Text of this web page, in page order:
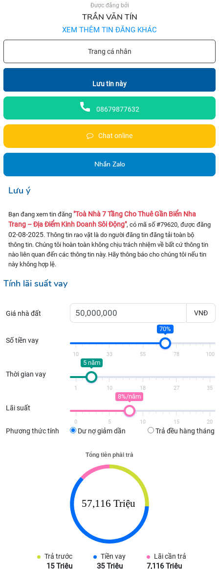
Được đăng bởi
TRẦN VĂN TÍN
XEM THÊM TIN ĐĂNG KHÁC
Trang cá nhân
Lưu tin này
08679877632
Chat online
Nhắn Zalo
Lưu ý
Bạn đang xem tin đăng "Toà Nhà 7 Tầng Cho Thuê Gần Biển Nha
Trang – Địa Điểm Kinh Doanh Sôi Động", có mã số #79620, được đăng
02-08-2025. Thông tin rao vặt là do người đăng tin đăng tải toàn bộ
thông tin. Chúng tôi hoàn toàn không chịu trách nhiệm về bất cứ thông tin
nào liên quan đến các thông tin này. Hãy thông báo cho chúng tôi nếu tin
này không hợp lệ.
Tính lãi suất vay
Giá nhà đất VNĐ
Số tiền vay
70%
10 33 55 78 100
Thời gian vay
5 năm
1 10 18 27 35
Lãi suất
8%/năm
0 5 10 15 20
Phương thức tính Dư nợ giảm dần Trả đều hàng tháng
Trả trước
15 Triệu
Tiền vay
35 Triệu
Lãi cần trả
7,116 Triệu